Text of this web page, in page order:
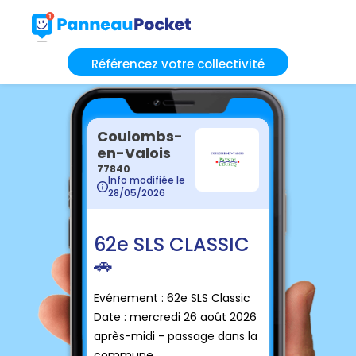
Référencez votre collectivité
Coulombs-
en-Valois
77840
Info modifiée le
28/05/2026
62e SLS CLASSIC
🚗
Evénement : 62e SLS Classic
Date : mercredi 26 août 2026
après-midi - passage dans la